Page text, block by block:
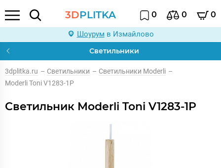
3DPLITKA 0 0 0
Шоурум в Измайлово
Светильники
3dplitka.ru – Светильники – Светильники Moderli –
Moderli Toni V1283-1P
Светильник Moderli Toni V1283-1P